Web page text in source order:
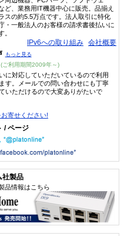
ど、業務用IT機器中心に販売。品揃え
スの約5.5万点です。法人取引に特化
・一般法人のお客様の請求書後払いに
。
IPv6への取り組み 会社概要
もっと見る
(ご利用期間2009年～)
に対応していただいているので利用
す。メールでの問い合わせにも丁寧
いただけるので大変ありがたいで
寄せください!
/ ページ
社製品
品情報はこちら